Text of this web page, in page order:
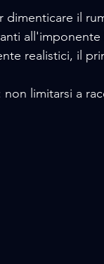
dimenticare il
all'imponente
realistici, il
limitarsi a